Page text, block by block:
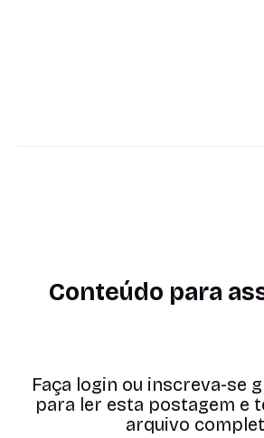
Conteúdo para
Faça login ou inscreva-se
para ler esta postagem e
arquivo